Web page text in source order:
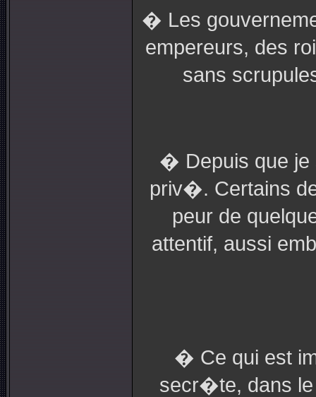
� Les
empereurs, des
sans
� Depuis que je
priv�. Certains
peur de
attentif, aussi
� Ce qui est
secr�te, dans